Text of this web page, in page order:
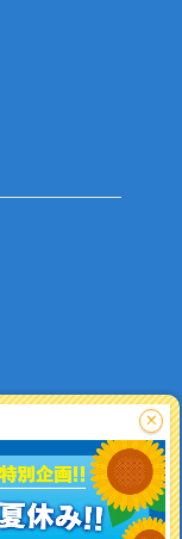
×